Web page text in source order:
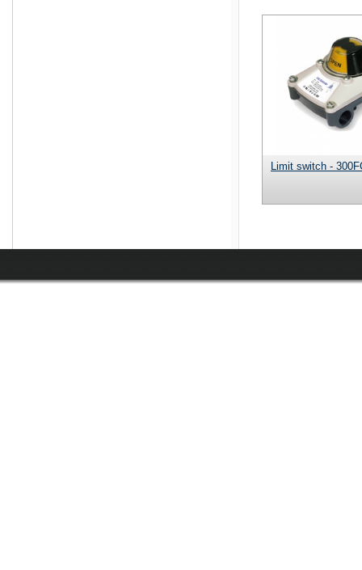
Limit switch -